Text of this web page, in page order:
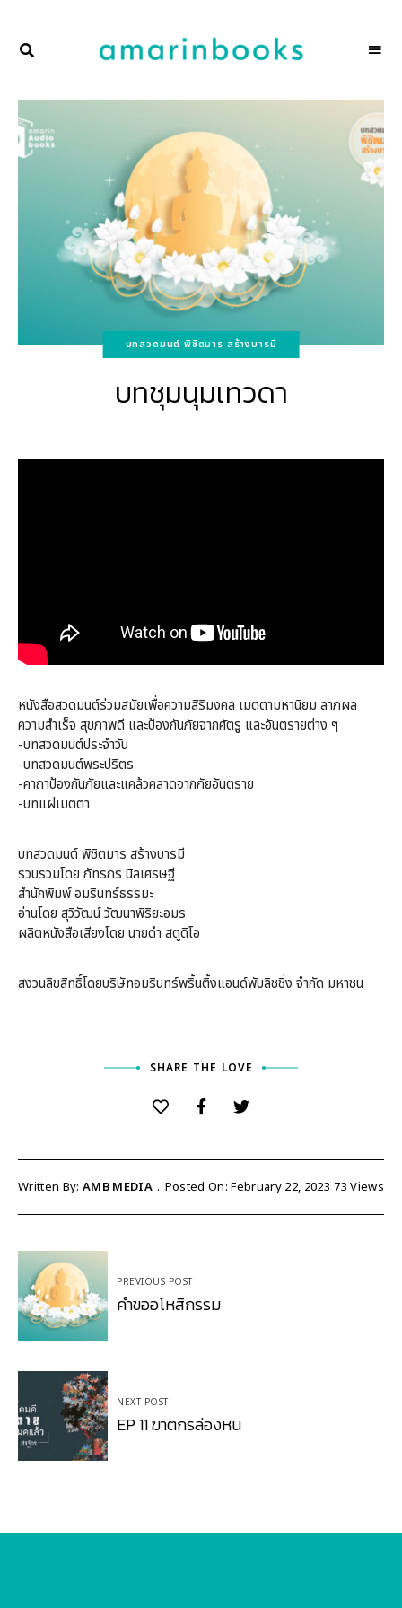
ผู้คน
amarinbooks
บทสวดมนต์ พิชิตมาร สร้างบารมี
บทชุมนุมเทวดา
หนังสือสวดมนต์ร่วมสมัยเพื่อความสิริมงคล เมตตามหานิยม ลาภผล
ความสำเร็จ สุขภาพดี และป้องกันภัยจากศัตรู และอันตรายต่าง ๆ
-บทสวดมนต์ประจำวัน
-บทสวดมนต์พระปริตร
-คาถาป้องกันภัยและแคล้วคลาดจากภัยอันตราย
-บทแผ่เมตตา
บทสวดมนต์ พิชิตมาร สร้างบารมี
รวบรวมโดย ภัทรภร นิลเศรษฐี
สำนักพิมพ์ อมรินทร์ธรรมะ
อ่านโดย สุวิวัฒน์ วัฒนาพิริยะอมร
ผลิตหนังสือเสียงโดย นายดำ สตูดิโอ
สงวนลิขสิทธิ์โดยบริษัทอมรินทร์พริ้นติ้งแอนด์พับลิชชิ่ง จำกัด มหาชน
SHARE THE LOVE
Written By: AMB MEDIA Posted On: February 22, 2023 73 Views
Post
navigationPREVIOUS POST
คำขออโหสิกรรม
NEXT POST
EP 11 ฆาตกรล่องหน